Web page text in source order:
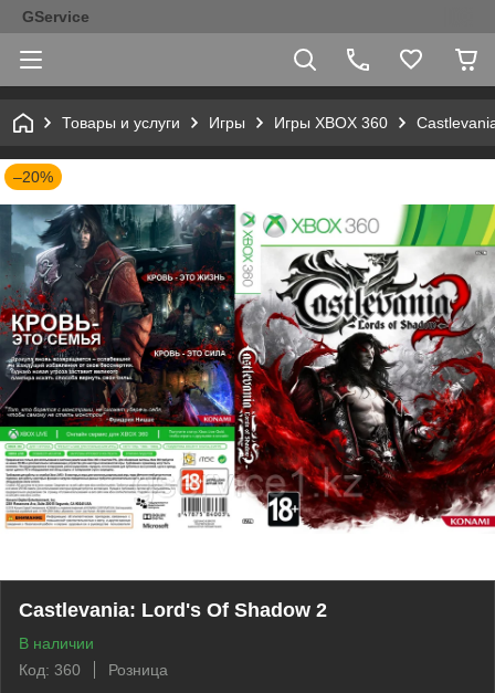
GService
Товары и услуги Игры Игры XBOX 360
–20%
Castlevania: Lord's Of Shadow 2
В наличии
Код: 360
Розница